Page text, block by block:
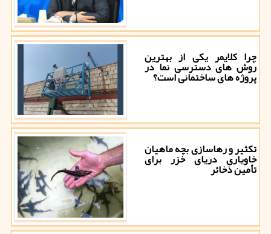
چرا کلایمر یکی از بهترین
روش های دسترسی نما در
پروژه های ساختمانی است؟
تکثیر و رهاسازی بچه ماهیان
خاویاری دریای خزر برای
تأمین ذخائر